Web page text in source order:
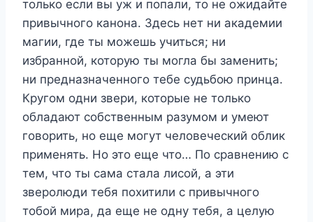
только если вы уж и попали, то не ожидайте
привычного канона. Здесь нет ни академии
магии, где ты можешь учиться; ни
избранной, которую ты могла бы заменить;
ни предназначенного тебе судьбою принца.
Кругом одни звери, которые не только
обладают собственным разумом и умеют
говорить, но еще могут человеческий облик
применять. Но это еще что… По сравнению с
тем, что ты сама стала лисой, а эти
зверолюди тебя похитили с привычного
тобой мира, да еще не одну тебя, а целую